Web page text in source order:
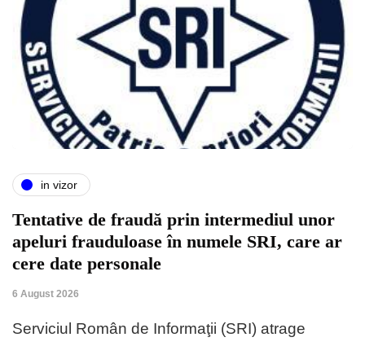
in vizor
Tentative de fraudă prin intermediul unor
apeluri frauduloase în numele SRI, care ar
cere date personale
6 August 2026
Serviciul Român de Informaţii (SRI) atrage